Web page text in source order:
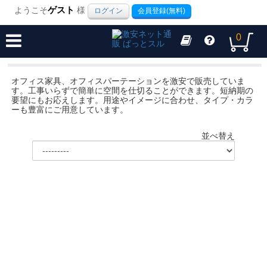
ようこそゲスト 様 ログイン 会員登録(無料)
0
オフィス家具、オフィスパーテーションを激安で販売していま
す。工事いらずで簡単に空間を仕切ることができます。短納期の
要望にもお応えします。用途やイメージに合わせ、タイプ・カラ
ーも豊富にご用意しています。
並べ替え